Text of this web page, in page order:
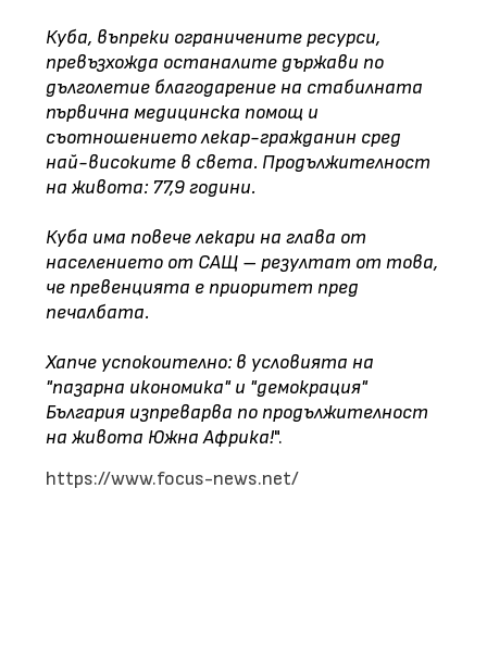
Куба, въпреки ограничените ресурси,
превъзхожда останалите държави по
дълголетие благодарение на стабилната
първична медицинска помощ и
съотношението лекар-гражданин сред
най-високите в света. Продължителност
на живота: 77,9 години.
Куба има повече лекари на глава от
населението от САЩ – резултат от това,
че превенцията е приоритет пред
печалбата.
Хапче успокоително: в условията на
"пазарна икономика" и "демокрация"
България изпреварва по продължителност
на живота Южна Африка!".
https://www.focus-news.net/